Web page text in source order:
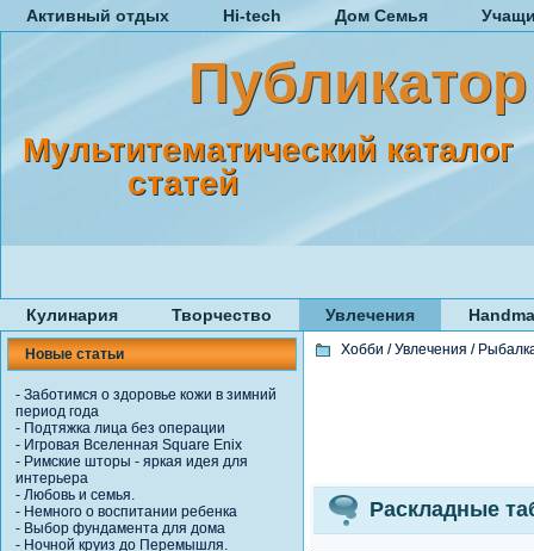
Активный отдых Hi-tech Дом Семья
Публикатор
Мультитематический каталог
статей
Кулинария Творчество Увлечения
Новые статьи
- Заботимся о здоровье кожи в зимний
период года
- Подтяжка лица без операции
- Игровая Вселенная Square Enix
- Римские шторы - яркая идея для
интерьера
- Любовь и семья.
- Немного о воспитании ребенка
- Выбор фундамента для дома
- Ночной круиз до Перемышля.
Хобби /Увлечения /
Раскладные